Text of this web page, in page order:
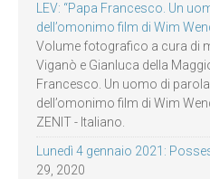
LEV: “Papa Francesco. Un
dell’omonimo film di Wim
Volume fotografico a cura di
Viganò e Gianluca della
Francesco. Un uomo di
dell’omonimo film di Wim
ZENIT - Italiano.
Lunedì 4 gennaio 2021:
29, 2020